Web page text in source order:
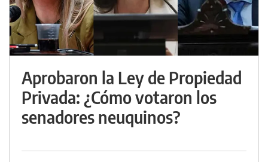
Aprobaron la Ley de Propiedad
Privada: ¿Cómo votaron los
senadores neuquinos?